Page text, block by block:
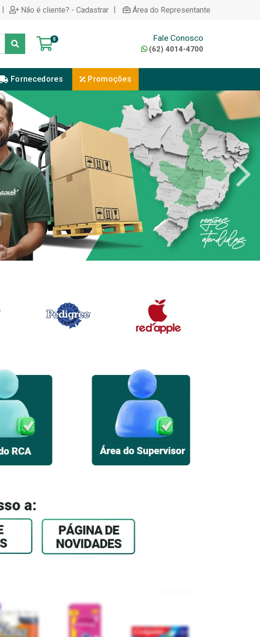
| Não é cliente? - Cadastrar | Área do Representante
0 Fale Conosco
(62) 4014-4700
Fornecedores Promoções